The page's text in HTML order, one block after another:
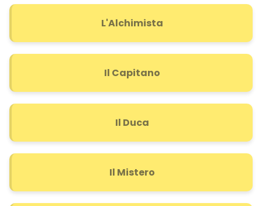
L'Alchimista
Il Capitano
Il Duca
Il Mistero